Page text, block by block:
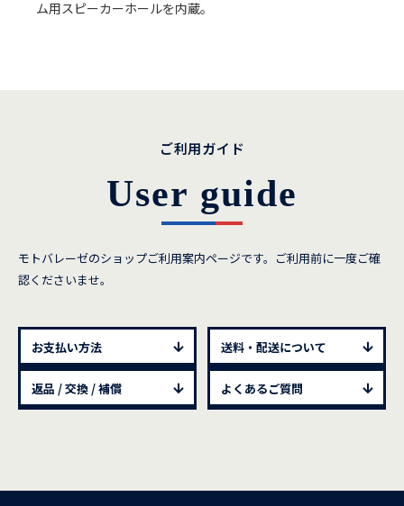
ム用スピーカーホールを内蔵。
ご利用ガイド
User guide
モトバレーゼのショップご利用案内ページです。ご利用前に一度ご確
認くださいませ。
お支払い方法 送料・配送について
返品 / 交換 / 補償 よくあるご質問